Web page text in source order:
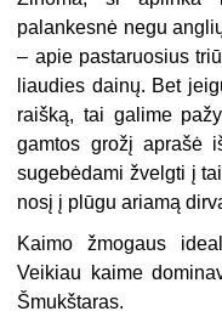
palankesnė negu
– apie pastaruosius
liaudies dainų. Bet
raišką, tai galime
gamtos grožį aprašė
sugebėdami žvelgti į
nosį į plūgu ariamą
Kaimo žmogaus
Veikiau kaime
Šmukštaras.